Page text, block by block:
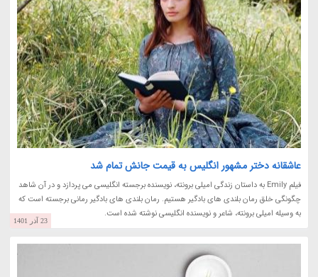
عاشقانه دختر مشهور انگلیس به قیمت جانش تمام شد
فیلم Emily به داستان زندگی امیلی برونته، نویسنده برجسته انگلیسی می پردازد و در آن شاهد
چگونگی خلق رمان بلندی های بادگیر هستیم. رمان بلندی های بادگیر رمانی برجسته است که
به وسیله امیلی برونته، شاعر و نویسنده انگلیسی نوشته شده است.
23 آذر 1401